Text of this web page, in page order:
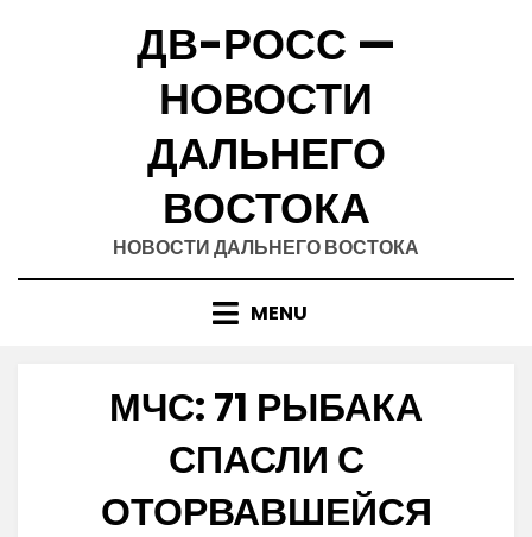
ДВ-РОСС —
НОВОСТИ
ДАЛЬНЕГО
ВОСТОКА
НОВОСТИ ДАЛЬНЕГО ВОСТОКА
MENU
МЧС: 71 РЫБАКА
СПАСЛИ С
ОТОРВАВШЕЙСЯ